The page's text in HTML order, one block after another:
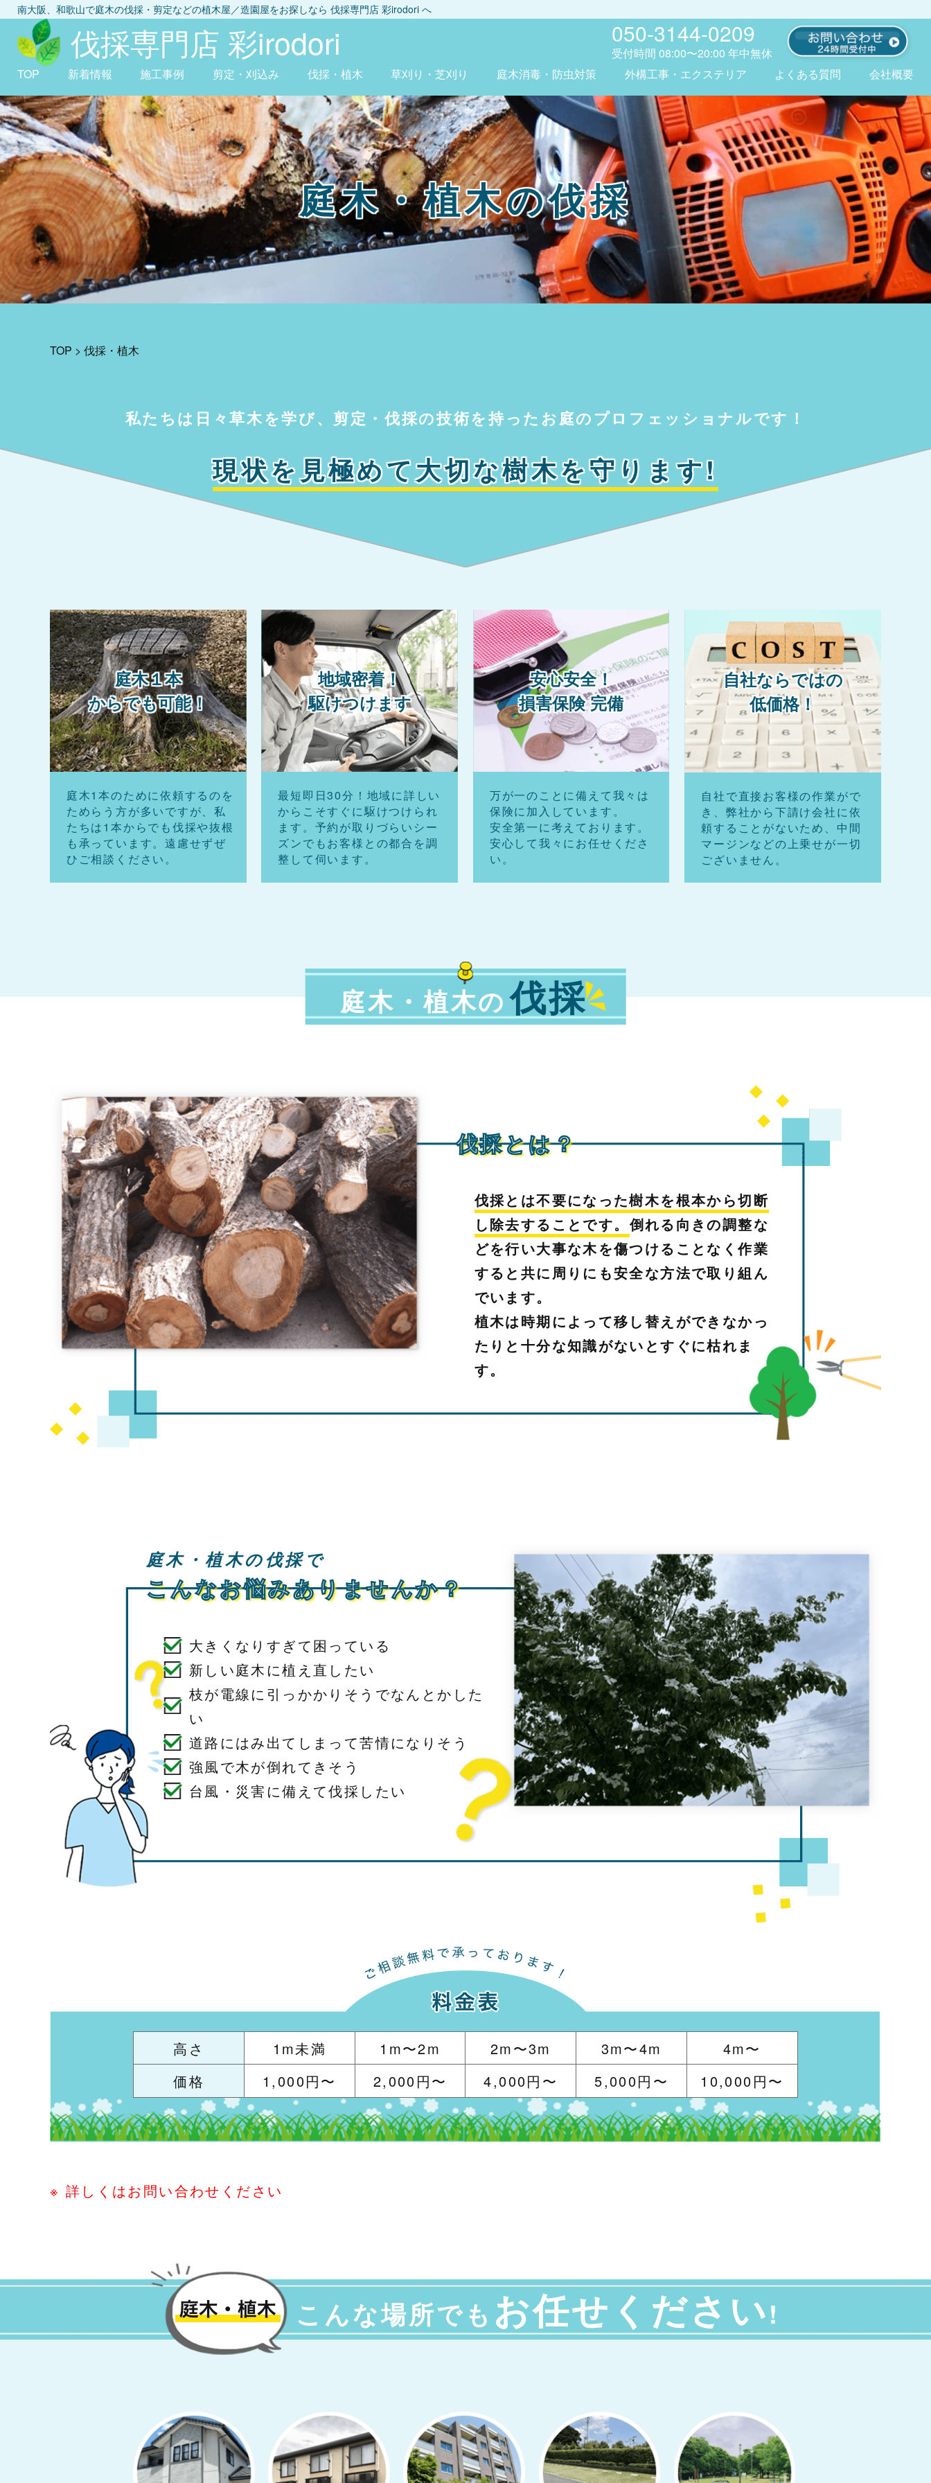
南大阪、和歌山で庭木の伐採・剪定などの植木屋／造園屋をお探しなら 伐採専門店 彩irodori へ
伐採専門店 彩irodori 050-3144-0209
受付時間08:00〜20:00 年中無休
TOP
新着情報 施工事例 剪定・刈込み 伐採・植木 草刈り・芝刈り 庭木消毒・防虫対策 外構工事・エクステリア よくある質問 会社概要
庭木・植木の伐採
TOP > 伐採・植木
私たちは日々草木を学び、 剪定・伐採の技術を持った お庭のプロフェッショナルです！
現状を見極めて大切な樹木を守ります!
庭木１本
からでも可能！
庭木1本のために依頼するのを
ためらう方が多いですが、私
たちは1本からでも伐採や抜根
も承っています。遠慮せずぜ
ひご相談ください。
地域密着！
駆けつけます
最短即日30分！地域に詳しい
からこそすぐに駆けつけられ
ます。予約が取りづらいシー
ズンでもお客様との都合を調
整して伺います。
安心安全！
損害保険 完備
万が一のことに備えて我々は
保険に加入しています。
安全第一に考えております。
安心して我々にお任せくださ
い。
自社ならではの
低価格！
自社で直接お客様の作業がで
き、弊社から下請け会社に依
頼することがないため、中間
マージンなどの上乗せが一切
ございません。
庭木・植木の 伐採
伐採とは？
伐採とは不要になった樹木を根本から切断
し除去することです。倒れる向きの調整な
どを行い大事な木を傷つけることなく作業
すると共に周りにも安全な方法で取り組ん
でいます。
植木は時期によって移し替えができなかっ
たりと十分な知識がないとすぐに枯れま
す。
庭木・植木の伐採で
こんなお悩みありませんか？
大きくなりすぎて困っている
新しい庭木に植え直したい
枝が電線に引っかかりそうでなんとかした
い
道路にはみ出てしまって苦情になりそう
強風で木が倒れてきそう
台風・災害に備えて伐採したい
高さ
価格
1m未満
1,000円〜
1m〜2m
2,000円〜
2m〜3m
4,000円〜
3m〜4m
5,000円〜
4m〜
10,000円〜
※ 詳しくはお問い合わせください
こんな場所でも お任せください!